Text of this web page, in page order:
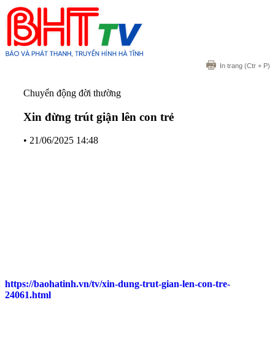
In trang (Ctr + P)
Chuyển động đời thường
Xin đừng trút giận lên con trẻ
• 21/06/2025 14:48
https://baohatinh.vn/tv/xin-dung-trut-gian-len-con-tre-
24061.html